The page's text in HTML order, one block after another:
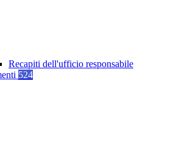
Recapiti dell'ufficio responsabile
524